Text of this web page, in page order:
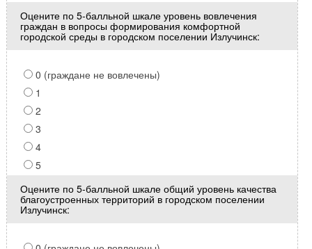
Оцените по 5-балльной шкале уровень вовлечения
граждан в вопросы формирования комфортной
городской среды в городском поселении Излучинск:
0 (граждане не вовлечены)
1
2
3
4
5
Оцените по 5-балльной шкале общий уровень качества
благоустроенных территорий в городском поселении
Излучинск: